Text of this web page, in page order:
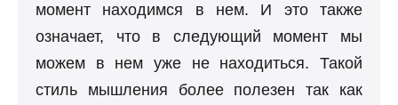
момент находимся в нем. И это также
означает, что в следующий момент мы
можем в нем уже не находиться. Такой
стиль мышления более полезен так как